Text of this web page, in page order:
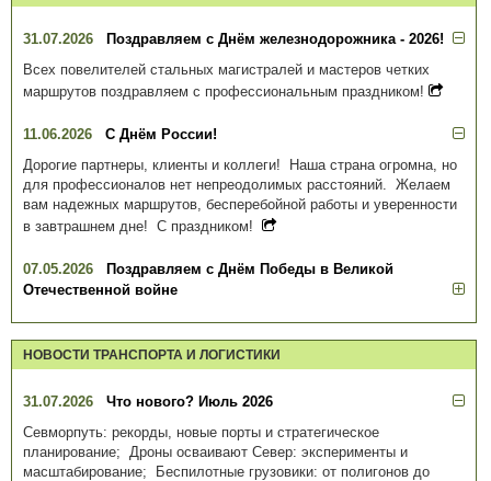
31.07.2026
Поздравляем с Днём железнодорожника - 2026!
Всех повелителей стальных магистралей и мастеров четких
маршрутов поздравляем с профессиональным праздником!
11.06.2026
С Днём России!
Дорогие партнеры, клиенты и коллеги! Наша страна огромна, но
для профессионалов нет непреодолимых расстояний. Желаем
вам надежных маршрутов, бесперебойной работы и уверенности
в завтрашнем дне! С праздником!
07.05.2026
Поздравляем с Днём Победы в Великой
Отечественной войне
НОВОСТИ ТРАНСПОРТА И ЛОГИСТИКИ
31.07.2026
Что нового? Июль 2026
Севморпуть: рекорды, новые порты и стратегическое
планирование; Дроны осваивают Север: эксперименты и
масштабирование; Беспилотные грузовики: от полигонов до